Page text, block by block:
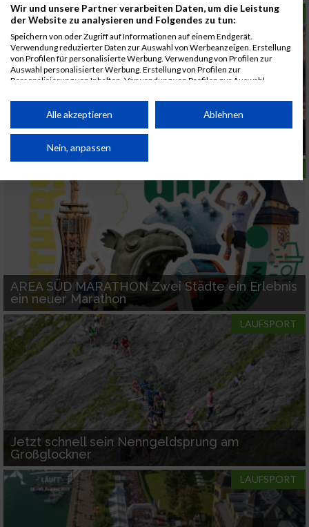
LAUFSPORT
Laufsport prägt Karriere – Kummerer erhält
Ehrenzeichen in Kärnten
AREA SÜD MARATHON Zwei Städte ein Erlebnis
ein neuer Marathon
LAUFSPORT
Jetzt schnell sein Nenngeldsprung am
Großglockner
LAUFSPORT
Wir und unsere Partner verarbeiten Daten, um die Leistung
der Website zu analysieren und Folgendes zu tun:
Speichern von oder Zugriff auf Informationen auf einem Endgerät.
Verwendung reduzierter Daten zur Auswahl von Werbeanzeigen. Erstellung
von Profilen für personalisierte Werbung. Verwendung von Profilen zur
Auswahl personalisierter Werbung. Erstellung von Profilen zur
Personalisierung von Inhalten. Verwendung von Profilen zur Auswahl
Performance von Inhalten. Analyse von Zielgruppen durch Statistiken oder
Kombinationen von Daten aus verschiedenen Quellen. Entwicklung und
von Inhalten.
Daten können außerhalb der Europäischen Union weitergegeben und in die
Website/App.
Partnerliste anzeigen (1 IAB-Anbieter)
Wir nutzen Ihre Daten für folgende Zwecke:
IAB-Verarbeitungszwecke:
Speichern von oder Zugriff auf Informationen
auf einem Endgerät
Verwendung reduzierter Daten zur Auswahl
von Werbeanzeigen
Erstellung von Profilen für personalisierte
Werbung
Verwendung von Profilen zur Auswahl
personalisierter Werbung
Erstellung von Profilen zur Personalisierung
von Inhalten
Verwendung von Profilen zur Auswahl
personalisierter Inhalte
Alle akzeptieren Ablehnen
Nein, anpassen